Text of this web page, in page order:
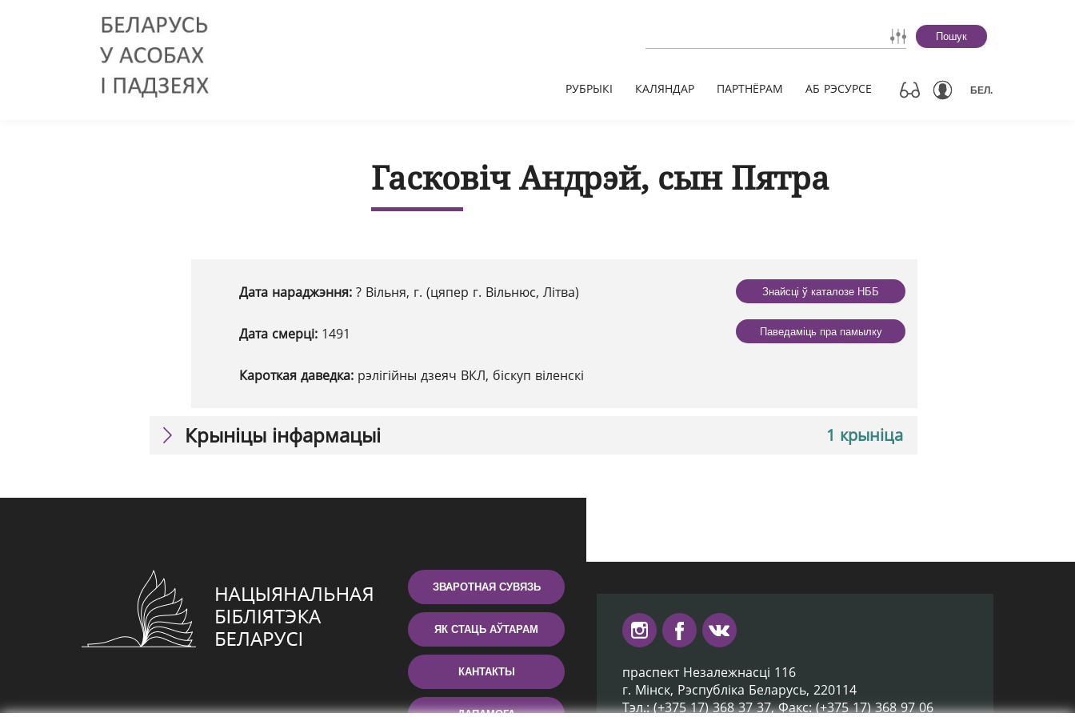
Пошук
РУБРЫКІ КАЛЯНДАР ПАРТНЁРАМ АБ РЭСУРСЕ БЕЛ.
Гасковіч Андрэй, сын Пятра
Дата нараджэння: ? Вільня, г. (цяпер г. Вільнюс, Літва)
Дата смерці: 1491
Кароткая даведка: рэлігійны дзеяч ВКЛ, біскуп віленскі
Знайсці ў каталозе НББ
Паведаміць пра памылку
1 крыніца
Крыніцы інфармацыі
ЗВАРОТНАЯ СУВЯЗЬ
ЯК СТАЦЬ АЎТАРАМ
КАНТАКТЫ
ДАПАМОГА
праспект Незалежнасці 116
г. Мiнск, Рэспубліка Беларусь, 220114
Тэл.: (+375 17) 368 37 37, Факс: (+375 17) 368 97 06